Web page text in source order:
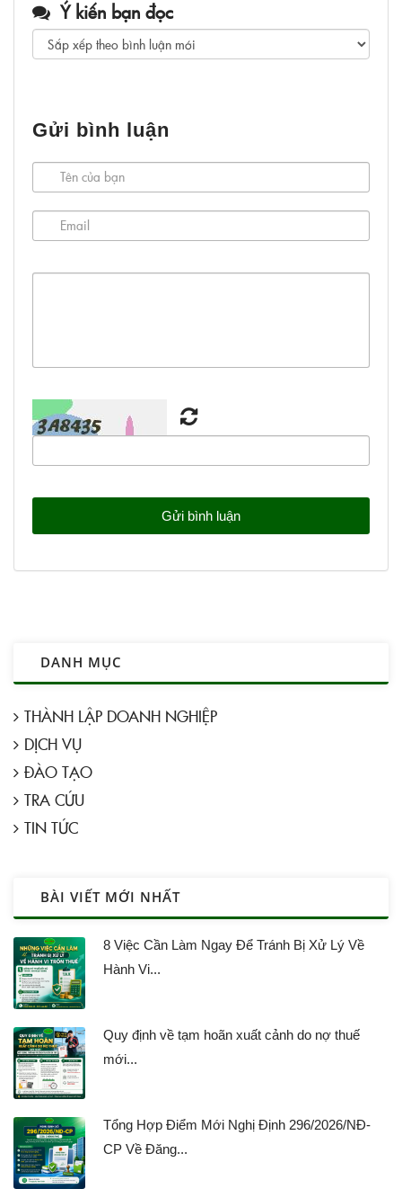
Ý kiến bạn đọc
Gửi bình luận
DANH MỤC
THÀNH LẬP DOANH NGHIỆP
DỊCH VỤ
ĐÀO TẠO
TRA CỨU
TIN TỨC
BÀI VIẾT MỚI NHẤT
8 Việc Cần Làm Ngay Để Tránh Bị Xử Lý Về
Hành Vi...
Quy định về tạm hoãn xuất cảnh do nợ thuế
mới...
Tổng Hợp Điểm Mới Nghị Định 296/2026/NĐ-
CP Về Đăng...